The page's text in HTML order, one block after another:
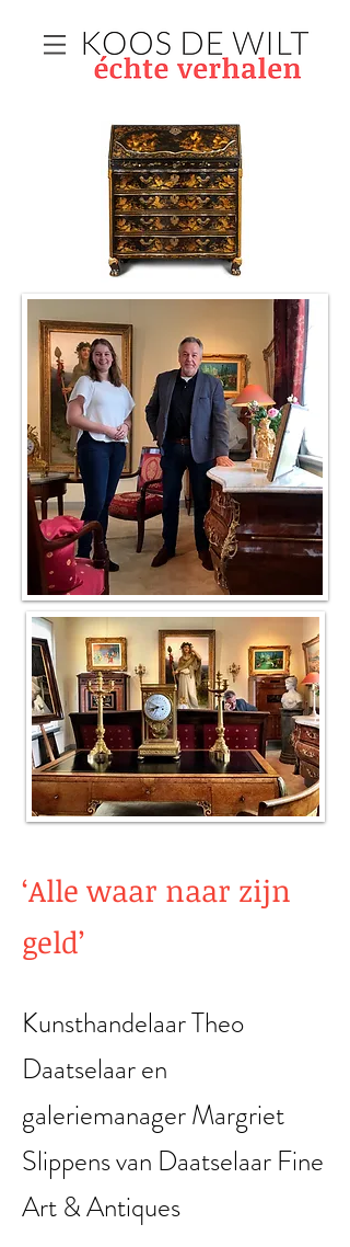
‘Alle waar naar zijn
geld’
Kunsthandelaar Theo
Daatselaar en
galeriemanager Margriet
Slippens van Daatselaar Fine
Art & Antiques